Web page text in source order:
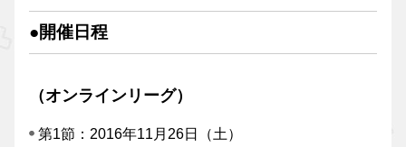
●開催日程
（オンラインリーグ）
第1節：2016年11月26日（土）